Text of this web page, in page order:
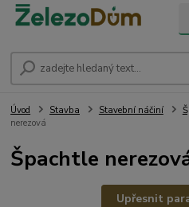
Úvod Stavba Stavební náčiní
nerezová
Špachtle
Upřesnit